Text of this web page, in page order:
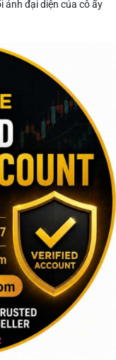
ảnh đại diện của cô ấy